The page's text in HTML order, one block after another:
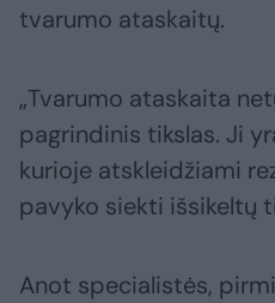
tvarumo ataskaitų.
„Tvarumo ataskaita
pagrindinis tikslas. Ji
kurioje atskleidžiami
pavyko siekti išsikeltų
Anot specialistės,